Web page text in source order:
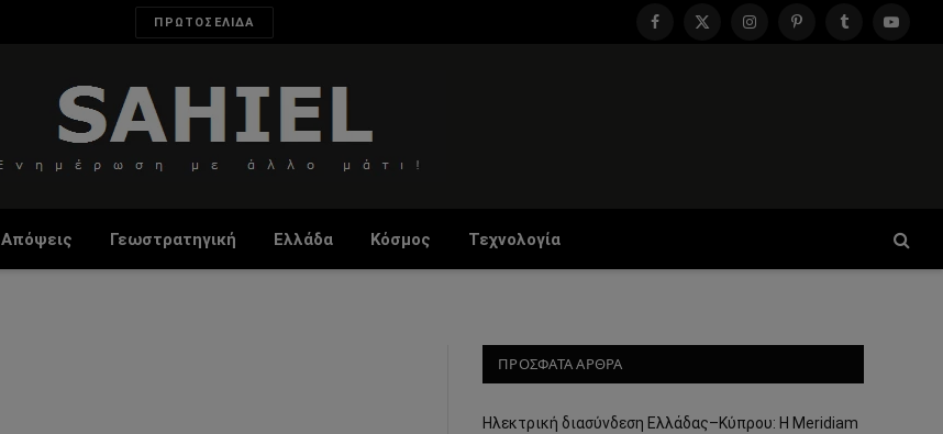
ΠΡΩΤΟΣΕΛΙΔΑ
Facebook
X
InstagramPinterestTumblr
Απόψεις Γεωστρατηγική Ελλάδα Κόσμος Τεχνολογία
ΠΡΟΣΦΑΤΑ ΑΡΘΡΑ
Ηλεκτρική διασύνδεση Ελλάδας–Κύπρου: Η Meridiam